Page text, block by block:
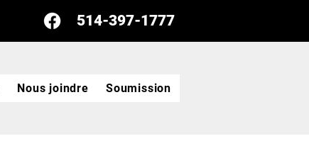
514-397-1777
Nous joindre Soumission